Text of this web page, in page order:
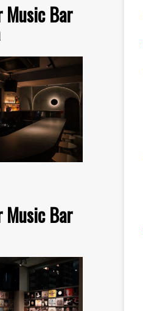
Music Bar
Music Bar